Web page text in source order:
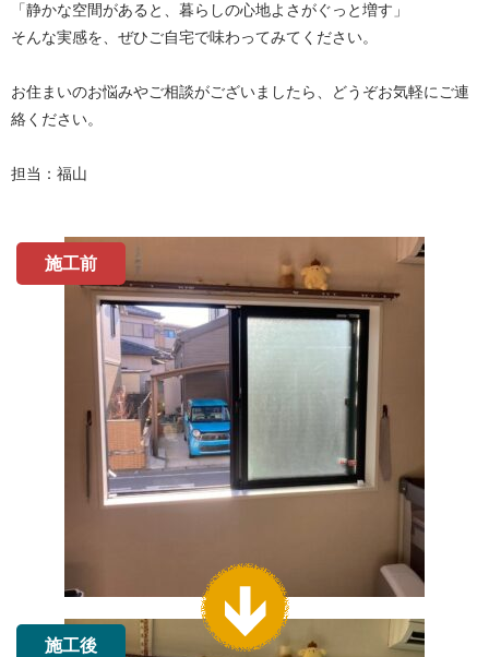
「静かな空間があると、暮らしの心地よさがぐっと増す」
そんな実感を、ぜひご自宅で味わってみてください。
お住まいのお悩みやご相談がございましたら、どうぞお気軽にご連
絡ください。
担当：福山
施工前
施工後